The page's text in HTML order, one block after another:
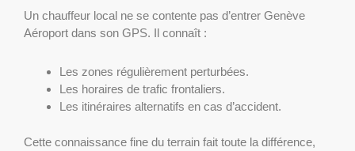
Un chauffeur local ne se contente pas d’entrer Genève
Aéroport dans son GPS. Il connaît :
Les zones régulièrement perturbées.
Les horaires de trafic frontaliers.
Les itinéraires alternatifs en cas d’accident.
Cette connaissance fine du terrain fait toute la différence,